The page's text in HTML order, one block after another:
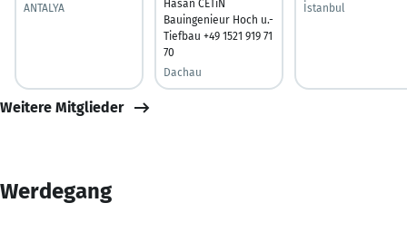
ANTALYA
Hasan CETiN
Bauingenieur Hoch u.-
Tiefbau +49 1521 919 71
70
Dachau
İstanbul
Weitere Mitglieder
Werdegang